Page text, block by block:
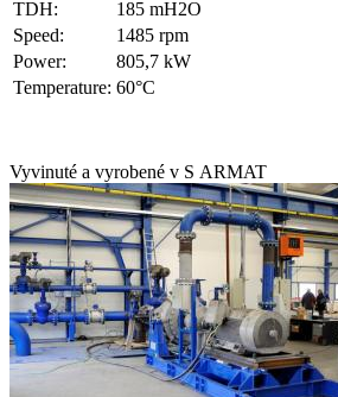
TDH:
185 mH2O
Speed:
1485 rpm
Power:
805,7 kW
Temperature: 60°C
Vyvinuté a vyrobené v S ARMAT